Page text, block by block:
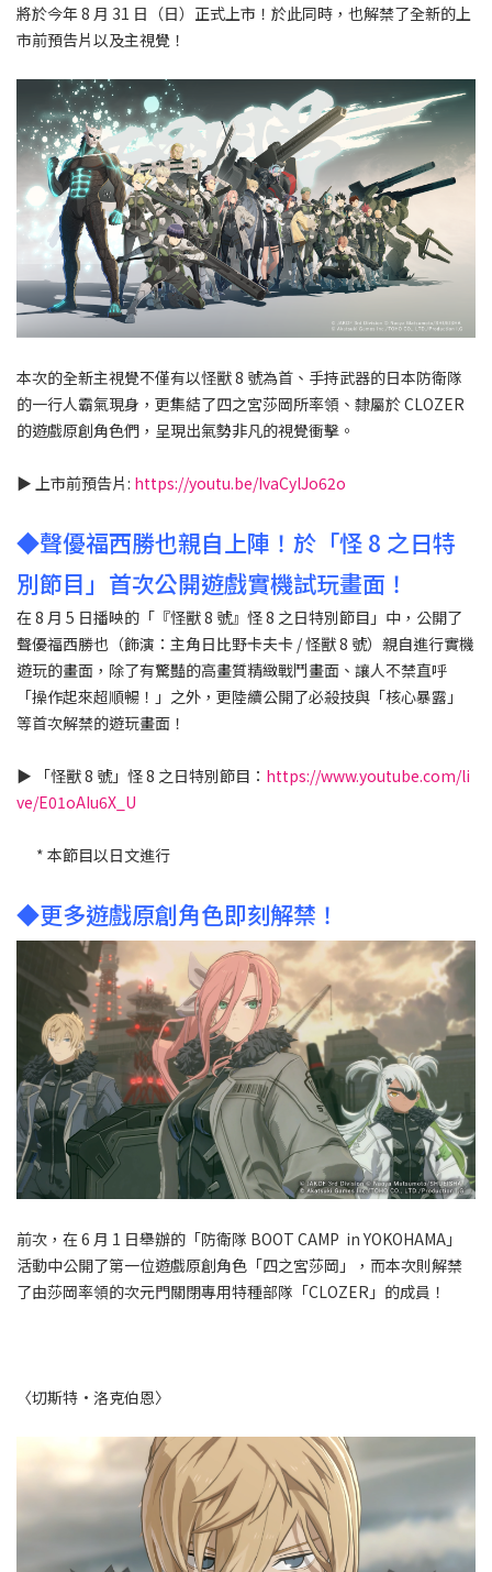
將於今年 8 月 31 日（日）正式上市！於此同時，也解禁了全新的上
市前預告片以及主視覺！
本次的全新主視覺不僅有以怪獸 8 號為首、手持武器的日本防衛隊
的一行人霸氣現身，更集結了四之宮莎岡所率領、隸屬於 CLOZER
的遊戲原創角色們，呈現出氣勢非凡的視覺衝擊。
▶︎ 上市前預告片 : https://youtu.be/IvaCylJo62o
◆聲優福西勝也親自上陣！於「怪 8 之日特
別節目」首次公開遊戲實機試玩畫面！
在 8 月 5 日播映的「『怪獸 8 號』怪 8 之日特別節目」中，公開了
聲優福西勝也（飾演：主角日比野卡夫卡 / 怪獸 8 號）親自進行實機
遊玩的畫面，除了有驚豔的高畫質精緻戰鬥畫面、讓人不禁直呼
「操作起來超順暢！」之外，更陸續公開了必殺技與「核心暴露」
等首次解禁的遊玩畫面！
▶︎ 「怪獸 8 號」怪 8 之日特別節目： https://www.youtube.com/li
ve/E01oAIu6X_U
* 本節目以日文進行
◆更多遊戲原創角色即刻解禁！
前次，在 6 月 1 日舉辦的「防衛隊 BOOT CAMP in YOKOHAMA」
活動中公開了第一位遊戲原創角色「四之宮莎岡」，而本次則解禁
了由莎岡率領的次元門關閉專用特種部隊「CLOZER」的成員！
〈切斯特·洛克伯恩〉